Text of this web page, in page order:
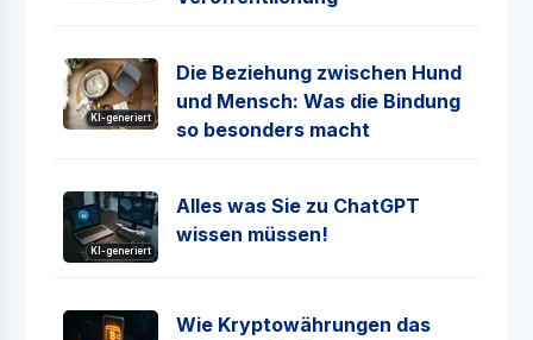
KI-generiert
Die Beziehung zwischen Hund
und Mensch: Was die Bindung
so besonders macht
KI-generiert
Alles was Sie zu ChatGPT
wissen müssen!
Wie Kryptowährungen das